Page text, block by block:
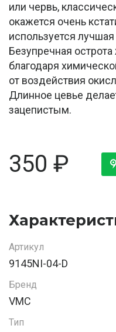
или червь,
окажется очень
используется
Безупречная
благодаря
от воздействия
Длинное цевье
зацепистым.
350 ₽
Артикул
9145NI-04-D
Бренд
VMC
Тип